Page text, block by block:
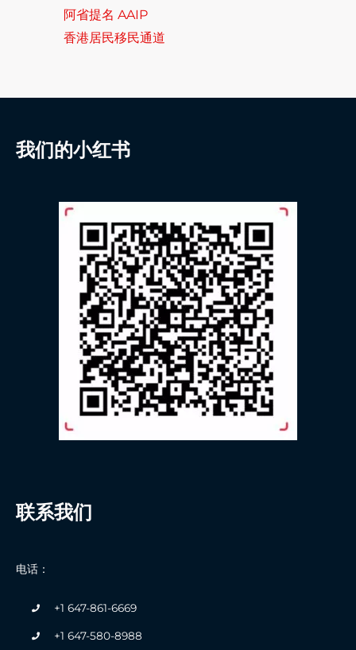
阿省提名 AAIP
香港居民移民通道
我们的小红书
联系我们
电话：
+1 647-861-6669
+1 647-580-8988